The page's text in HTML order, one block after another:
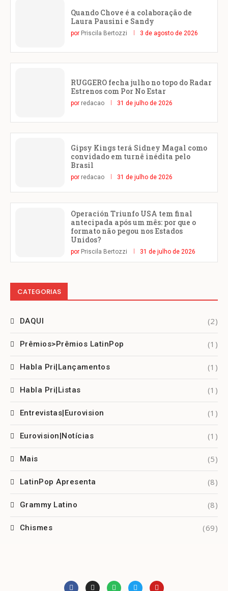
Quando Chove é a colaboração de
Laura Pausini e Sandy
por Priscila Bertozzi 3 de agosto de 2026
RUGGERO fecha julho no topo do Radar
Estrenos com Por No Estar
por redacao 31 de julho de 2026
Gipsy Kings terá Sidney Magal como
convidado em turnê inédita pelo
Brasil
por redacao 31 de julho de 2026
Operación Triunfo USA tem final
antecipada após um mês: por que o
formato não pegou nos Estados
Unidos?
por Priscila Bertozzi 31 de julho de 2026
CATEGORIAS
DAQUI (2)
Prêmios>Prêmios LatinPop (1)
Habla Pri|Lançamentos (1)
Habla Pri|Listas (1)
Entrevistas|Eurovision (1)
Eurovision|Notícias (1)
Mais (5)
LatinPop Apresenta (8)
Grammy Latino (8)
Chismes (69)